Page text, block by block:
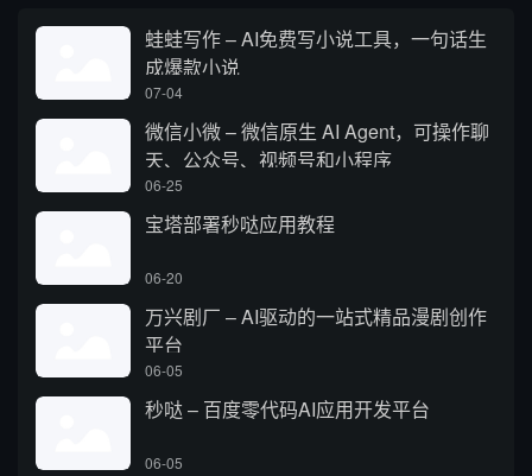
蛙蛙写作 – AI免费写小说工具，一句话生
成爆款小说
07-04
微信小微 – 微信原生 AI Agent，可操作聊
天、公众号、视频号和小程序
06-25
宝塔部署秒哒应用教程
06-20
万兴剧厂 – AI驱动的一站式精品漫剧创作
平台
06-05
秒哒 – 百度零代码AI应用开发平台
06-05